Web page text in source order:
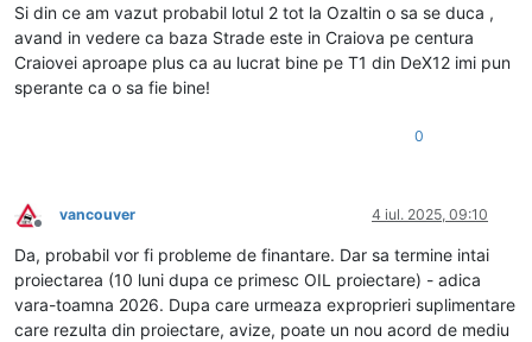
Si din ce am vazut probabil lotul 2 tot la Ozaltin o sa se duca ,
avand in vedere ca baza Strade este in Craiova pe centura
Craiovei aproape plus ca au lucrat bine pe T1 din DeX12 imi pun
sperante ca o sa fie bine!
0
Deconectat
vancouver 4 iul. 2025, 09:10
Da, probabil vor fi probleme de finantare. Dar sa termine intai
proiectarea (10 luni dupa ce primesc OIL proiectare) - adica
vara-toamna 2026. Dupa care urmeaza exproprieri suplimentare
care rezulta din proiectare, avize, poate un nou acord de mediu